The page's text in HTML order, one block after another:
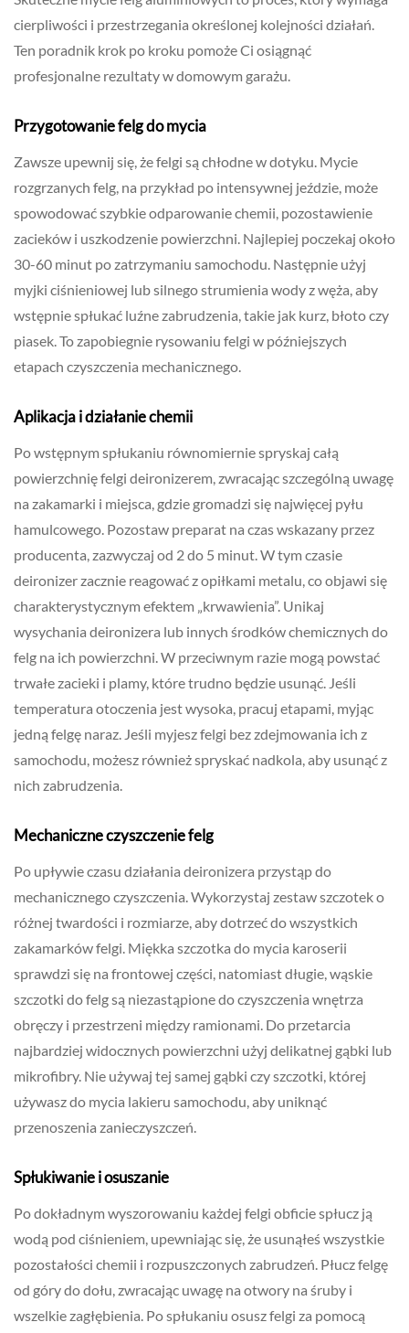
cierpliwości i przestrzegania określonej kolejności działań.
Ten poradnik krok po kroku pomoże Ci osiągnąć
profesjonalne rezultaty w domowym garażu.
Przygotowanie felg do mycia
Zawsze upewnij się, że felgi są chłodne w dotyku. Mycie
rozgrzanych felg, na przykład po intensywnej jeździe, może
spowodować szybkie odparowanie chemii, pozostawienie
zacieków i uszkodzenie powierzchni. Najlepiej poczekaj około
30-60 minut po zatrzymaniu samochodu. Następnie użyj
myjki ciśnieniowej lub silnego strumienia wody z węża, aby
wstępnie spłukać luźne zabrudzenia, takie jak kurz, błoto czy
piasek. To zapobiegnie rysowaniu felgi w późniejszych
etapach czyszczenia mechanicznego.
Aplikacja i działanie chemii
Po wstępnym spłukaniu równomiernie spryskaj całą
powierzchnię felgi deironizerem, zwracając szczególną uwagę
na zakamarki i miejsca, gdzie gromadzi się najwięcej pyłu
hamulcowego. Pozostaw preparat na czas wskazany przez
producenta, zazwyczaj od 2 do 5 minut. W tym czasie
deironizer zacznie reagować z opiłkami metalu, co objawi się
charakterystycznym efektem „krwawienia”. Unikaj
wysychania deironizera lub innych środków chemicznych do
felg na ich powierzchni. W przeciwnym razie mogą powstać
trwałe zacieki i plamy, które trudno będzie usunąć. Jeśli
temperatura otoczenia jest wysoka, pracuj etapami, myjąc
jedną felgę naraz. Jeśli myjesz felgi bez zdejmowania ich z
samochodu, możesz również spryskać nadkola, aby usunąć z
nich zabrudzenia.
Mechaniczne czyszczenie felg
Po upływie czasu działania deironizera przystąp do
mechanicznego czyszczenia. Wykorzystaj zestaw szczotek o
różnej twardości i rozmiarze, aby dotrzeć do wszystkich
zakamarków felgi. Miękka szczotka do mycia karoserii
sprawdzi się na frontowej części, natomiast długie, wąskie
szczotki do felg są niezastąpione do czyszczenia wnętrza
obręczy i przestrzeni między ramionami. Do przetarcia
najbardziej widocznych powierzchni użyj delikatnej gąbki lub
mikrofibry. Nie używaj tej samej gąbki czy szczotki, której
używasz do mycia lakieru samochodu, aby uniknąć
przenoszenia zanieczyszczeń.
Spłukiwanie i osuszanie
Po dokładnym wyszorowaniu każdej felgi obficie spłucz ją
wodą pod ciśnieniem, upewniając się, że usunąłeś wszystkie
pozostałości chemii i rozpuszczonych zabrudzeń. Płucz felgę
od góry do dołu, zwracając uwagę na otwory na śruby i
wszelkie zagłębienia. Po spłukaniu osusz felgi za pomocą